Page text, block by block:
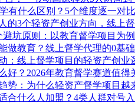
有什么区别？5个维度逐一对比
的3个轻资产创业方向，线上
坑原则：以教育督学项目为例
做教育？线上督学代理的0基
：线上督学项目的轻资产创业
好？2026年教育督学赛道值得
势：为什么轻资产督学项目越
合什么人加盟？4类人群对号